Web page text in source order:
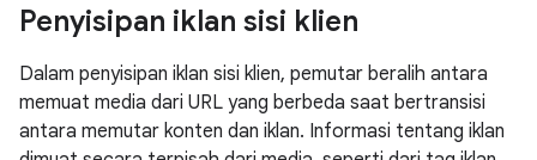
Penyisipan iklan sisi klien
Dalam penyisipan iklan sisi klien, pemutar beralih antara
memuat media dari URL yang berbeda saat bertransisi
antara memutar konten dan iklan. Informasi tentang iklan